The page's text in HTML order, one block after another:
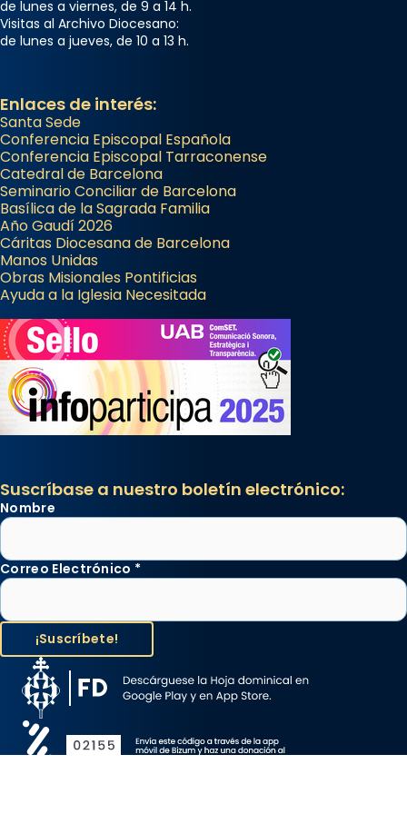
de lunes a viernes, de 9 a 14 h.
Visitas al Archivo Diocesano:
de lunes a jueves, de 10 a 13 h.
Enlaces de interés:
Santa Sede
Conferencia Episcopal Española
Conferencia Episcopal Tarraconense
Catedral de Barcelona
Seminario Conciliar de Barcelona
Basílica de la Sagrada Familia
Año Gaudí 2026
Cáritas Diocesana de Barcelona
Manos Unidas
Obras Misionales Pontificias
Ayuda a la Iglesia Necesitada
Suscríbase a nuestro boletín electrónico:
Nombre
Correo Electrónico *